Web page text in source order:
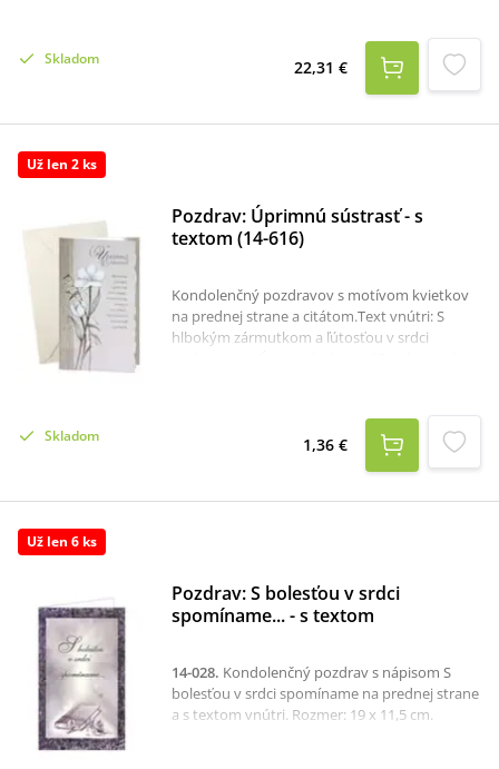
Skladom 22,31 €
Už len 2 ks
Pozdrav: Úprimnú sústrasť - s
textom (14-616)
Kondolenčný pozdravov s motívom kvietkov
na prednej strane a citátom.Text vnútri: S
hlbokým zármutkom a ľútosťou v srdci
Skladom 1,36 €
Už len 6 ks
Pozdrav: S bolesťou v srdci
spomíname... - s textom
14-028. Kondolenčný pozdrav s nápisom S
bolesťou v srdci spomíname na prednej strane
a s textom vnútri. Rozmer: 19 x 11,5 cm.